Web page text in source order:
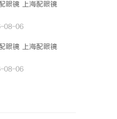
眼镜 上海配眼镜
08-06
眼镜 上海配眼镜
08-06